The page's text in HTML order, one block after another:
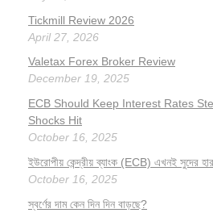
Tickmill Review 2026
April 27, 2026
Valetax Forex Broker Review
December 19, 2025
ECB Should Keep Interest Rates
Shocks Hit
October 16, 2025
ইউরোপীয় কেন্দ্রীয় ব্যাংক (ECB) এখনই সুদের
October 16, 2025
স্বর্ণের দাম কেন দিন দিন বাড়ছে?